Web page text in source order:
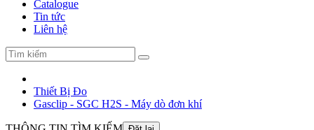
Catalogue
Tin tức
Liên hệ
Thiết Bị Đo
Gasclip - SGC H2S - Máy dò đơn khí